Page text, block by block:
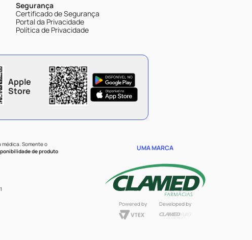
Segurança
Certificado de Segurança
Portal da Privacidade
Política de Privacidade
Apple
Store
Somente o
de produto
UMA MARCA
Powered by Developed by